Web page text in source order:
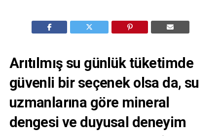
Arıtılmış su günlük tüketimde
güvenli bir seçenek olsa da, su
uzmanlarına göre mineral
dengesi ve duyusal deneyim